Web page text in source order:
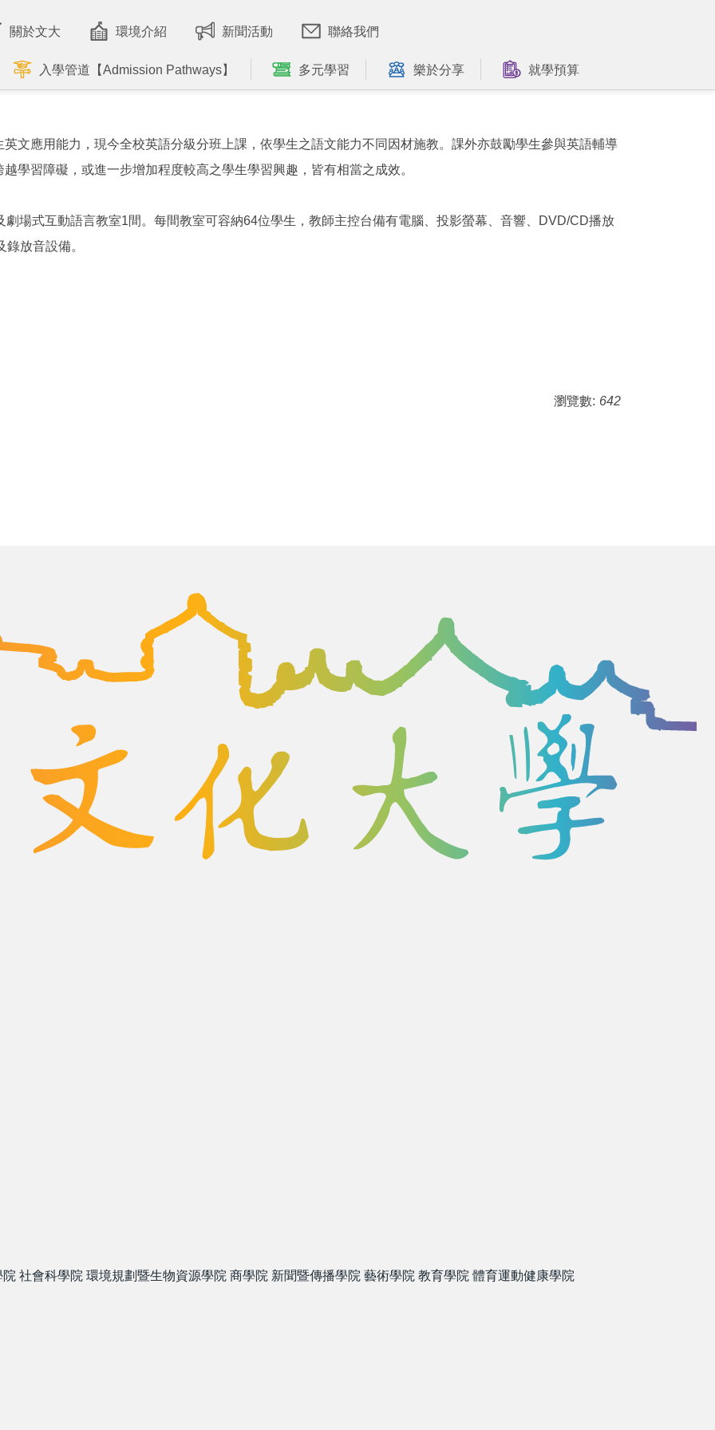
關於文大 環境介紹 新聞活動 聯絡我們
入學管道【Admission Pathways】 多元學習 樂於分享 就學預算
文應用能力，現今全校英語分級分班上課，依學生之語文能力不同因材施教。課外亦鼓勵學生參與英語輔導
學習障礙，或進一步增加程度較高之學生學習興趣，皆有相當之成效。
場式互動語言教室1間。每間教室可容納64位學生，教師主控台備有電腦、投影螢幕、音響、DVD/CD播放
放音設備。
瀏覽數: 642
院 社會科學院 環境規劃暨生物資源學院 商學院 新聞暨傳播學院 藝術學院 教育學院 體育運動健康學院